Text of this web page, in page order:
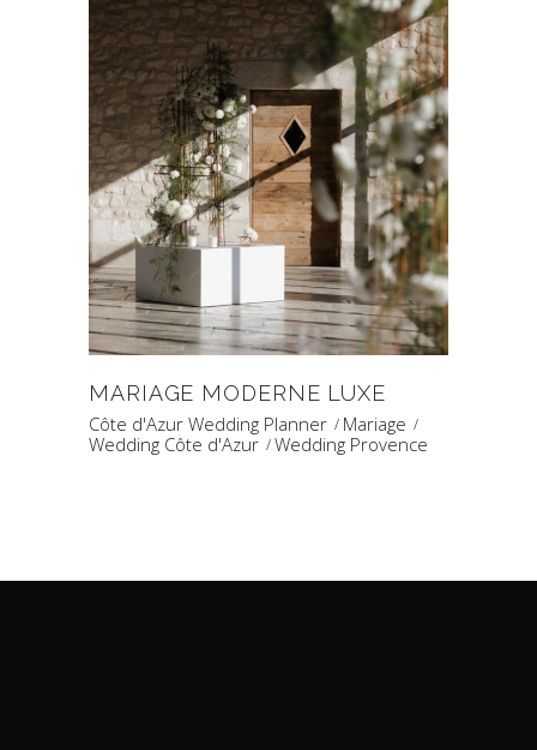
MARIAGE MODERNE LUXE
Côte d'Azur Wedding Planner
Mariage
Wedding Côte d'Azur
Wedding Provence